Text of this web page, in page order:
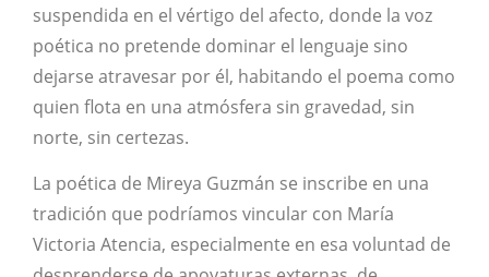
suspendida en el vértigo del afecto, donde la voz
poética no pretende dominar el lenguaje sino
dejarse atravesar por él, habitando el poema como
quien flota en una atmósfera sin gravedad, sin
norte, sin certezas.
La poética de Mireya Guzmán se inscribe en una
tradición que podríamos vincular con María
Victoria Atencia, especialmente en esa voluntad de